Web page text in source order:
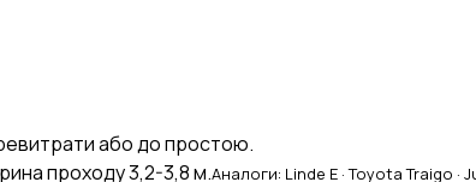
або до простою.
проходу 3,2-3,8 м.Аналоги: Linde E · Toyota Traigo ·